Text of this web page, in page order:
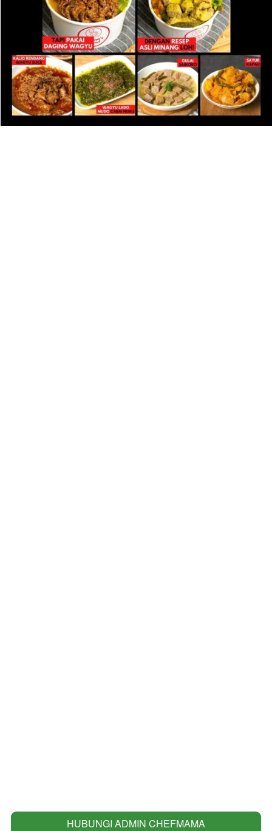
`HUBUNGI ADMIN CHEFMAMA